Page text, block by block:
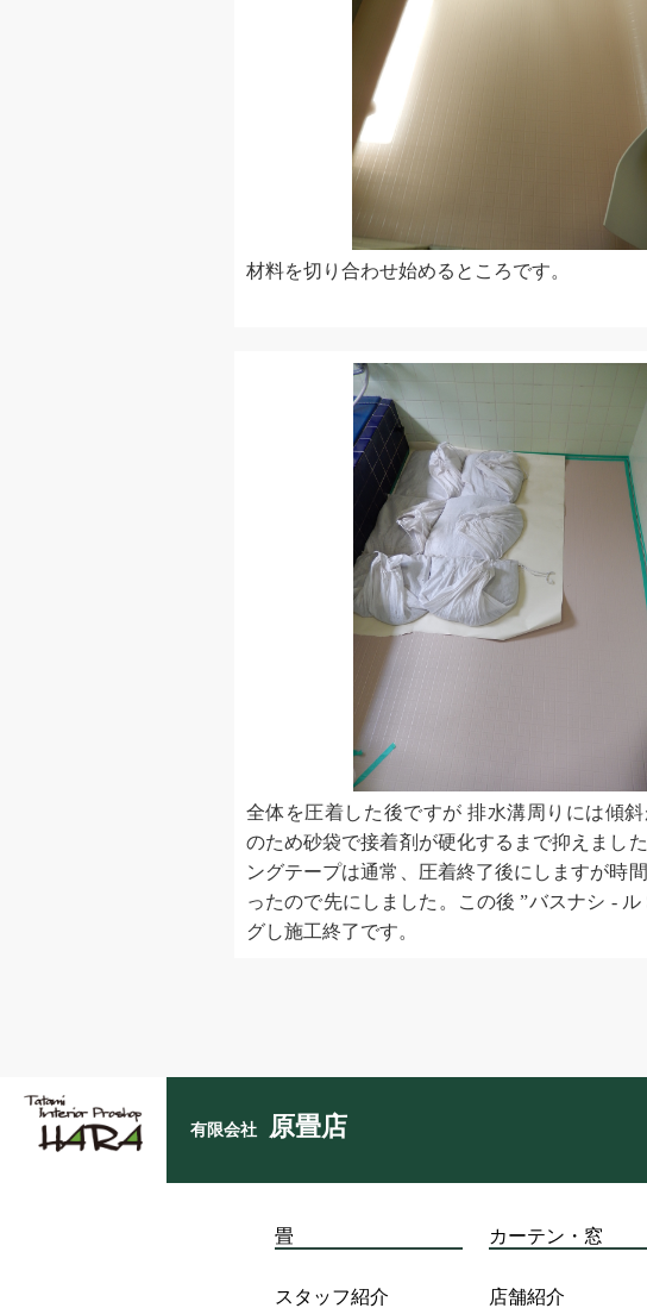
材料を切り合わせ始めるところです。
全体を圧着した後ですが 排水溝周りには傾
のため砂袋で接着剤が硬化するまで抑えまし
ングテープは通常、圧着終了後にしますが時
ったので先にしました。この後 ”バスナシ - ル
グし施工終了です。
有限会社 原畳店
畳 カーテン・窓
スタッフ紹介 店舗紹介